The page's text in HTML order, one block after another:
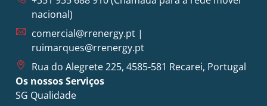
nacional)
comercial@rrenergy.pt |
ruimarques@rrenergy.pt
Rua do Alegrete 225, 4585-581 Recarei, Portugal
Os nossos Serviços
SG Qualidade